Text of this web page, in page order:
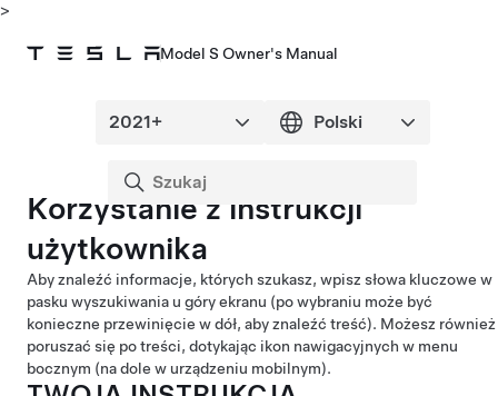
>
Model S Owner's Manual
Korzystanie z instrukcji
użytkownika
Aby znaleźć informacje, których szukasz, wpisz słowa kluczowe w
pasku wyszukiwania u góry ekranu (po wybraniu może być
konieczne przewinięcie w dół, aby znaleźć treść). Możesz również
poruszać się po treści, dotykając ikon nawigacyjnych w menu
bocznym (na dole w urządzeniu mobilnym).